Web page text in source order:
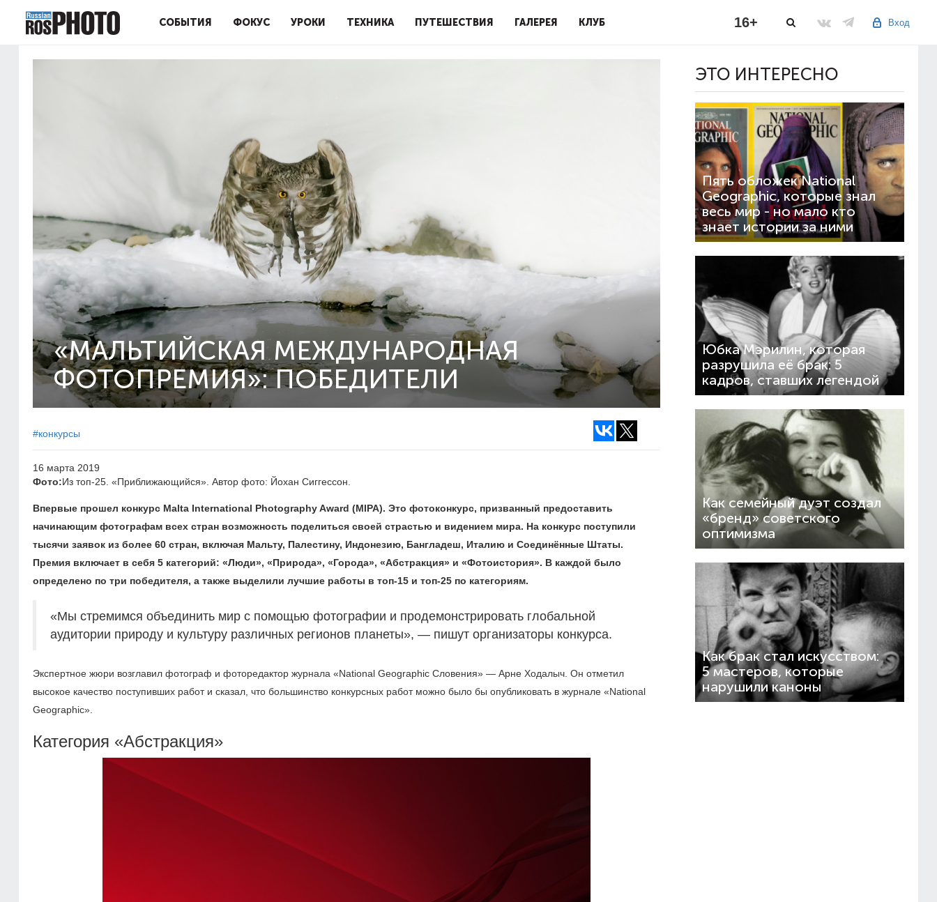
СОБЫТИЯ ФОКУС УРОКИ ТЕХНИКА ПУТЕШЕСТВИЯ ГАЛЕРЕЯ КЛУБ Вход
16+
«МАЛЬТИЙСКАЯ МЕЖДУНАРОДНАЯ
ФОТОПРЕМИЯ»: ПОБЕДИТЕЛИ
#конкурсы
16 марта 2019
Фото:Из топ-25. «Приближающийся». Автор фото: Йохан Сиггессон.
Впервые прошел конкурс Malta International Photography Award (MIPA). Это фотоконкурс, призванный предоставить
начинающим фотографам всех стран возможность поделиться своей страстью и видением мира. На конкурс поступили
тысячи заявок из более 60 стран, включая Мальту, Палестину, Индонезию, Бангладеш, Италию и Соединённые Штаты.
Премия включает в себя 5 категорий: «Люди», «Природа», «Города», «Абстракция» и «Фотоистория». В каждой было
определено по три победителя, а также выделили лучшие работы в топ-15 и топ-25 по категориям.
«Мы стремимся объединить мир с помощью фотографии и продемонстрировать глобальной
аудитории природу и культуру различных регионов планеты», — пишут организаторы конкурса.
Экспертное жюри возглавил фотограф и фоторедактор журнала «National Geographic Словения» — Арне Ходалыч. Он отметил
высокое качество поступивших работ и сказал, что большинство конкурсных работ можно было бы опубликовать в журнале «National
Geographic».
Категория «Абстракция»
ЭТО ИНТЕРЕСНО
Пять обложек National
Geographic, которые знал
весь мир - но мало кто
знает истории за ними
Юбка Мэрилин, которая
разрушила её брак: 5
кадров, ставших легендой
Как семейный дуэт создал
«бренд» советского
оптимизма
Как брак стал искусством:
5 мастеров, которые
нарушили каноны